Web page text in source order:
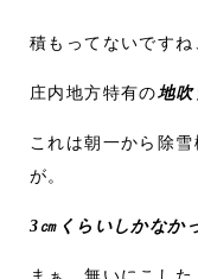
積もってないです
庄内地方特有の地吹
これは朝一から除
が。
3㎝くらいしかなか